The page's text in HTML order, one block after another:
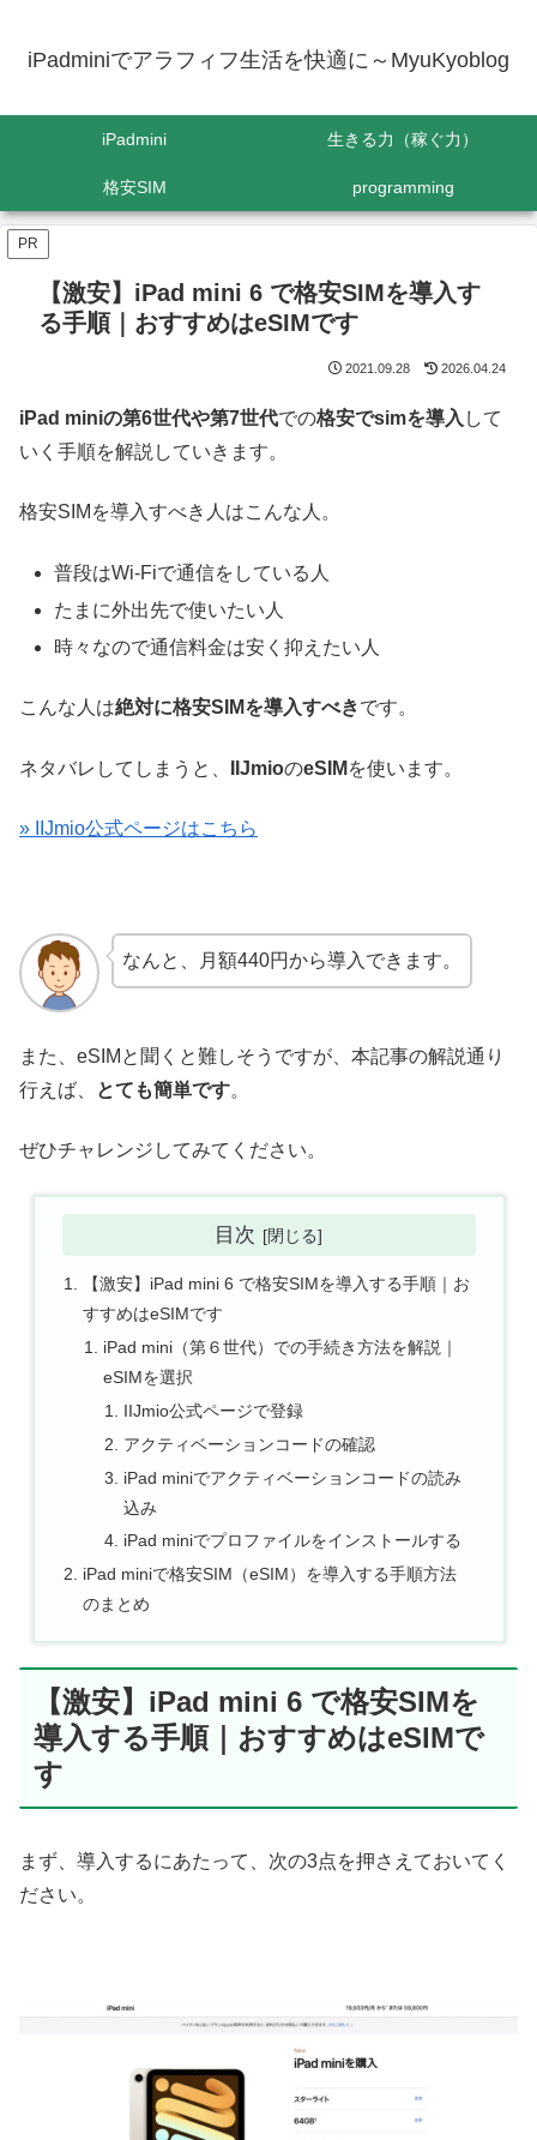
iPadminiでアラフィフ生活を快適に～MyuKyoblog
iPadmini 生きる力（稼ぐ力）
格安SIM programming
PR
【激安】iPad mini 6 で格安SIMを導入す
る手順｜おすすめはeSIMです
2021.09.28 2026.04.24
iPad miniの第6世代や第7世代での格安でsimを導入 して
いく手順を解説していきます。
格安SIMを導入すべき人はこんな人。
普段はWi-Fiで通信をしている人
たまに外出先で使いたい人
時々なので通信料金は安く抑えたい人
こんな人は絶対に格安SIMを導入すべきです。
ネタバレしてしまうと、 IIJmioのeSIM を使います。
» IIJmio公式ページはこちら
なんと、月額440円から導入できます。
また、eSIMと聞くと難しそうですが、本記事の解説通り
行えば、
とても簡単です。
ぜひチャレンジしてみてください。
目次
【激安】iPad mini 6 で格安SIMを導入する手順｜お
すすめはeSIMです
iPad mini（第６世代）での手続き方法を解説｜
eSIMを選択
IIJmio公式ページで登録
アクティベーションコードの確認
iPad miniでアクティベーションコードの読み
込み
iPad miniでプロファイルをインストールする
iPad miniで格安SIM（eSIM）を導入する手順方法
のまとめ
【激安】iPad mini 6 で格安SIMを
導入する手順｜おすすめはeSIMで
す
まず、導入するにあたって、次の3点を押さえておいてく
ださい。